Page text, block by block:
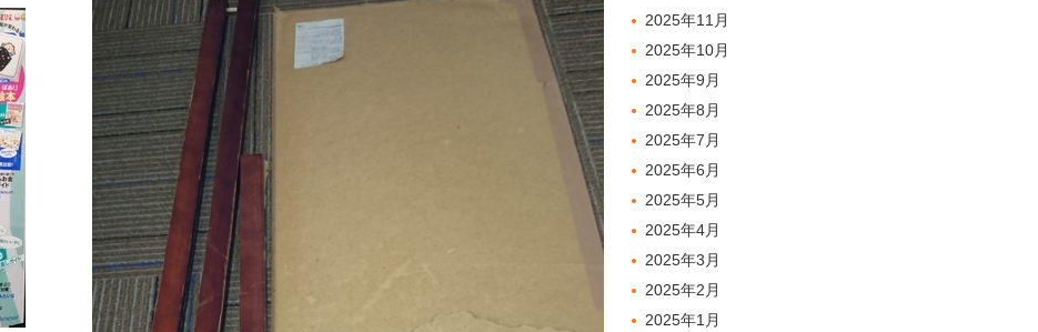
2025年11月
2025年10月
2025年9月
2025年8月
2025年7月
2025年6月
2025年5月
2025年4月
2025年3月
2025年2月
2025年1月